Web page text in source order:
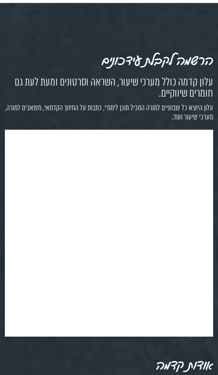
הרשמה לקבלת עידכונים
עלון קדמה כולל מערכי שיעור, השראה וסרטונים ומעת לעת גם
חומרים שיווקיים.
עלון היוצא כל שבועיים למורה המכיל תוכן לימודי, כתבות על החינוך הקדמאי, משאבים למורה,
מערכי שיעור ועוד.
אודות קדמה